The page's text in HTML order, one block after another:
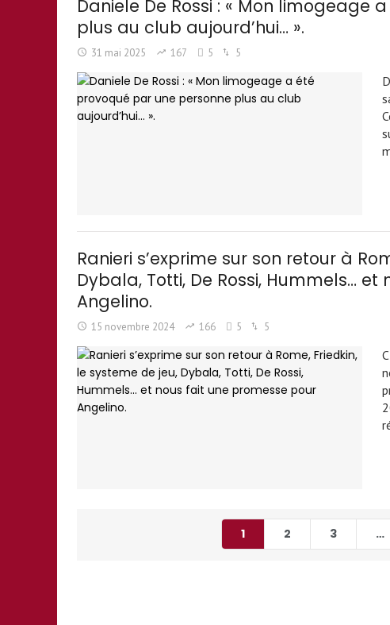
Daniele De Rossi : « Mon limogeage
plus au club aujourd’hui… ».
31 mai 2025 167 5 5
Ranieri s’exprime sur son retour à
Dybala, Totti, De Rossi, Hummels…
Angelino.
15 novembre 2024 166 5 5
1 2 3 …